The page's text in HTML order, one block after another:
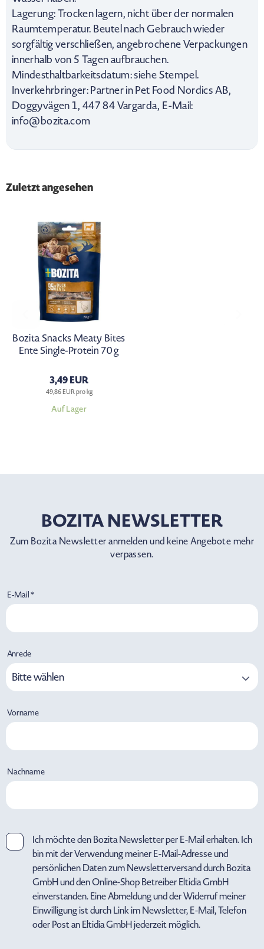
Lagerung: Trocken lagern, nicht über der normalen
Raumtemperatur. Beutel nach Gebrauch wieder
sorgfältig verschließen, angebrochene Verpackungen
innerhalb von 5 Tagen aufbrauchen.
Mindesthaltbarkeitsdatum: siehe Stempel.
Inverkehrbringer: Partner in Pet Food Nordics AB,
Doggyvägen 1, 447 84 Vargarda, E-Mail:
info@bozita.com
Zuletzt angesehen
Bozita Snacks Meaty Bites
Ente Single-Protein 70 g
3,49 EUR
49,86 EUR pro kg
Auf Lager
BOZITA NEWSLETTER
Zum Bozita Newsletter anmelden und keine Angebote mehr
verpassen.
E-Mail *
Anrede
Bitte wählen
Vorname
Nachname
Ich möchte den Bozita Newsletter per E-Mail erhalten. Ich
bin mit der Verwendung meiner E-Mail-Adresse und
persönlichen Daten zum Newsletterversand durch Bozita
GmbH und den Online-Shop Betreiber Eltidia GmbH
einverstanden. Eine Abmeldung und der Widerruf meiner
Einwilligung ist durch Link im Newsletter, E-Mail, Telefon
oder Post an Eltidia GmbH jederzeit möglich.